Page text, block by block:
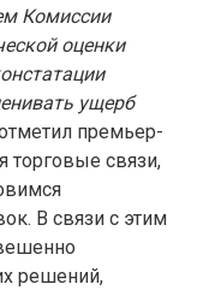
Комиссии
оценки
ущерб
премьер-
торговые связи,
В связи с этим
решений,